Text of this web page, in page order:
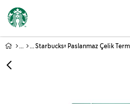
Starbucks® Paslanmaz Çelik